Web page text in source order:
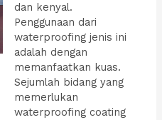
dan kenyal.
Penggunaan dari
waterproofing jenis ini
adalah dengan
memanfaatkan kuas.
Sejumlah bidang yang
memerlukan
waterproofing coating